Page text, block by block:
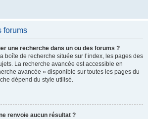
forums
une recherche dans un ou des forums ?
boîte de recherche située sur l’index, les pages des
La recherche avancée est accessible en
avancée » disponible sur toutes les pages du
dépend du style utilisé.
renvoie aucun résultat ?